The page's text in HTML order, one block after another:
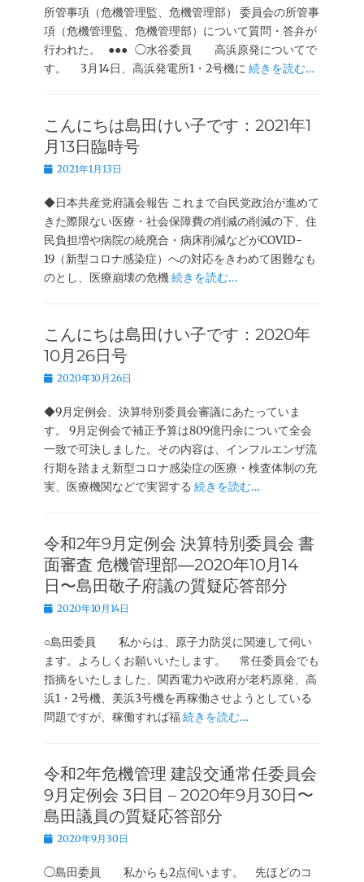
日
所管事項（危機管理監、危機管理部） 委員会の所管事
項（危機管理監、危機管理部）について質問・答弁が
行われた。 ●●● ◯水谷委員 高浜原発についてで
す。 3月14日、高浜発電所1・2号機に 続きを読む…
こんにちは島田けい子です：2021年1
月13日臨時号
投
日
2021年1月13日
◆日本共産党府議会報告 これまで自民党政治が進めて
きた際限ない医療・社会保障費の削減の削減の下、住
民負担増や病院の統廃合・病床削減などがCOVID-
19（新型コロナ感染症）への対応をきわめて困難なも
のとし、医療崩壊の危機続きを読む…
こんにちは島田けい子です：2020年
10月26日号
投
日
2020年10月26日
◆9月定例会、決算特別委員会審議にあたっていま
す。 9月定例会で補正予算は809億円余について全会
一致で可決しました。その内容は、インフルエンザ流
行期を踏まえ新型コロナ感染症の医療・検査体制の充
実、医療機関などで実習する 続きを読む…
令和2年9月定例会 決算特別委員会 書
面審査 危機管理部―2020年10月14
日〜島田敬子府議の質疑応答部分
投
日
2020年10月14日
○島田委員 私からは、原子力防災に関連して伺い
ます。よろしくお願いいたします。 常任委員会でも
指摘をいたしました、関西電力や政府が老朽原発、高
浜1・2号機、美浜3号機を再稼働させようとしている
問題ですが、稼働すれば福続きを読む…
令和2年危機管理 建設交通常任委員会
9月定例会 3日目 – 2020年9月30日〜
島田議員の質疑応答部分
投
日
2020年9月30日
◯島田委員 私からも2点伺います。 先ほどのコ